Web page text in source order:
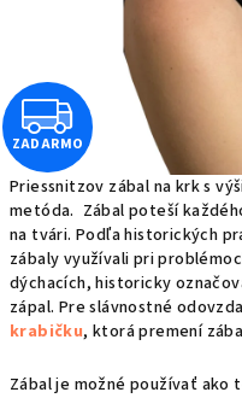
Priessnitzov zábal na krk s
metóda. Zábal poteší
na tvári. Podľa historických
zábaly využívali pri
dýchacích, historicky
zápal. Pre slávnostné
krabičku, ktorá premení
Zábal je možné používať ako
Z
A
D
A
R
M
ZADARMO